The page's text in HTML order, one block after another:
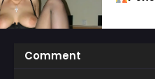
Comment